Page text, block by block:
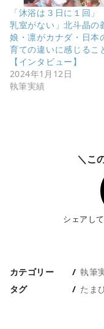
「沐浴は３日に１回」
乳室がない」北斗晶の
娘・凛がカナダ・日本
育ての違いに感じるこ
【インタビュー】
2024年1月12日
執筆実績
＼こ
シェアし
カテゴリー
執筆
タグ
たま